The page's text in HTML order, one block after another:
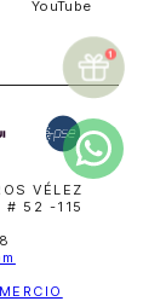
YouTube
VÉLEZ
# 52 -115